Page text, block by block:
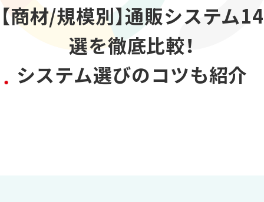
【商材/規模別】通販システム14
選を徹底比較！
システム選びのコツも紹介